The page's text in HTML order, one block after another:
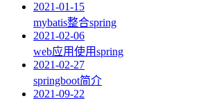
2021-01-15
mybatis整合spring
2021-02-06
web应用使用spring
2021-02-27
springboot简介
2021-09-22